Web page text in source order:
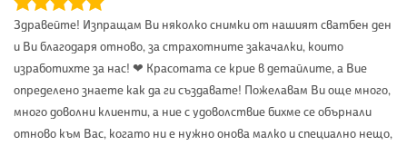
Здравейте! Изпращам Ви няколко снимки от нашият сватбен ден
и Ви благодаря отново, за страхотните закачалки, които
изработихте за нас! ❤ Красотата се крие в детайлите, а Вие
определено знаете как да ги създавате! Пожелавам Ви още много,
много доволни клиенти, а ние с удоволствие бихме се обърнали
отново към Вас, когато ни е нужно онова малко и специално нещо,